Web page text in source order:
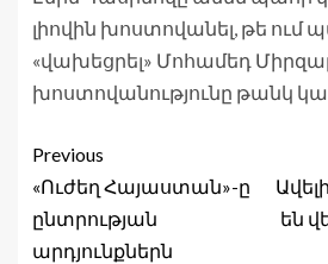
լիովին խոստովանել, թե ում
«վախեցրել» Մոհամեդ
խոստովանությունը թանկ
Previous
«Ուժեղ Հայաստան»-ը
ընտրության
արդյունքներն
են